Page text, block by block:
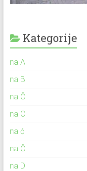
Kategorije
na A
na B
na Č
na C
na ć
na Č
na D